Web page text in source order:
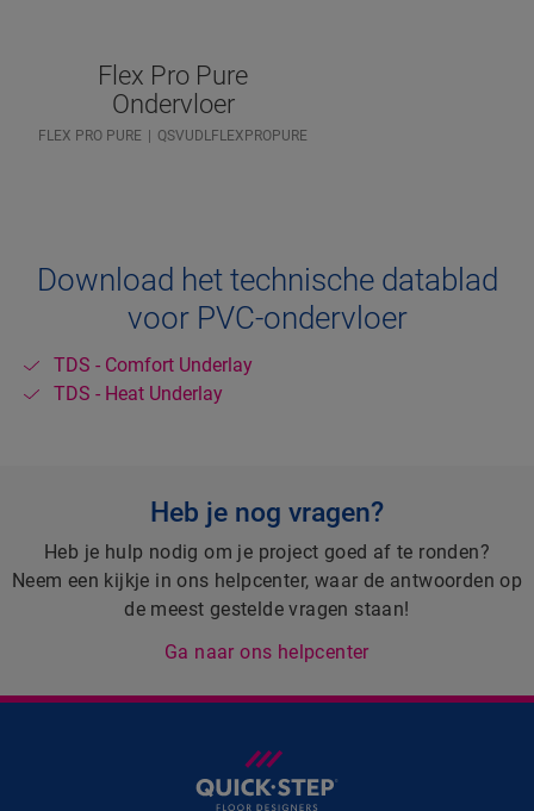
Flex Pro Pure
Ondervloer
FLEX PRO PURE QSVUDLFLEXPROPURE
Download het technische datablad
voor PVC-ondervloer
TDS - Comfort Underlay
TDS - Heat Underlay
Heb je nog vragen?
Heb je hulp nodig om je project goed af te ronden?
Neem een kijkje in ons helpcenter, waar de antwoorden op
de meest gestelde vragen staan!
Ga naar ons helpcenter